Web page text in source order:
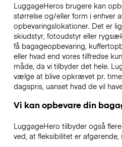
LuggageHeros brugere kan
størrelse og/eller form i enhver
opbevaringslokationer. Det er
skiudstyr, fotoudstyr eller
få bagageopbevaring,
eller hvad end vores tilfredse
måde, da vi tilbyder det hele.
vælge at blive opkrævet pr.
dagspris, uanset hvad de vil
Vi kan opbevare din
LuggageHero tilbyder også
ved, at fleksibilitet er afgørende,